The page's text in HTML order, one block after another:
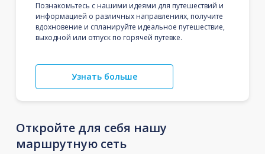
Познакомьтесь с нашими идеями для путешествий и
информацией о различных направлениях, получите
вдохновение и спланируйте идеальное путешествие,
выходной или отпуск по горячей путевке.
Узнать больше
Откройте для себя нашу
маршрутную сеть